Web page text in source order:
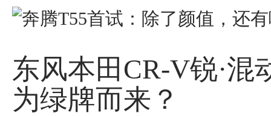
东风本田CR-V锐·混
为绿牌而来？